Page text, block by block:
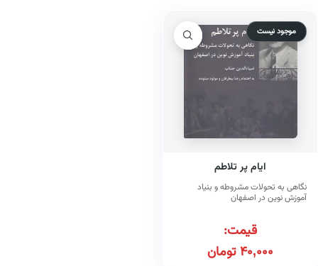
موجود نیست
ایام پر تلاطم
نگاهی به تحولات مشروطه و بنیاد
آموزش نوین در اصفهان
قیمت:
40,000تومان